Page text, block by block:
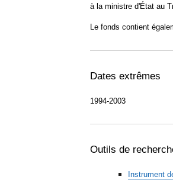
à la ministre d'État au
Le fonds contient
Dates extrêmes
1994-2003
Outils de
Instrument